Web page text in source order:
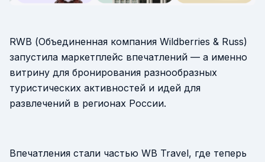
RWB (Объединенная компания Wildberries & Russ)
запустила маркетплейс впечатлений — а именно
витрину для бронирования разнообразных
туристических активностей и идей для
развлечений в регионах России.
Впечатления стали частью WB Travel, где теперь